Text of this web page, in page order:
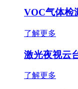
VOC气体检
了解更多
激光夜视云
了解更多